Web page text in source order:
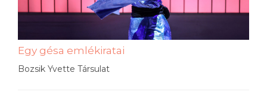
Egy gésa emlékiratai
Bozsik Yvette Társulat